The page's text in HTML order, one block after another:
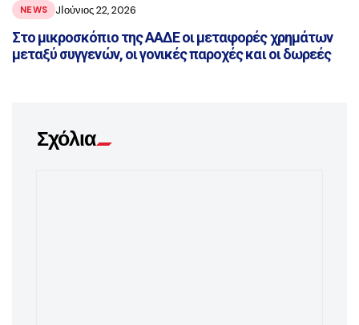
NEWS JΙούνιος 22, 2026
Στο μικροσκόπιο της ΑΑΔΕ οι μεταφορές χρημάτων
μεταξύ συγγενών, οι γονικές παροχές και οι δωρεές
Σχόλια